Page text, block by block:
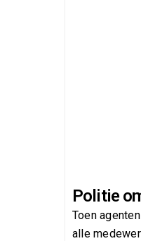
Politie
Toen
alle